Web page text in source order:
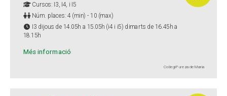
Cursos: I3, I4, i I5
Núm. places: 4 (min) - 10 (max)
I3 dijous de 14.05h a 15.05h (i4 i i5) dimarts de 16.45h a
18.15h
Més informació
Col·legi Pureza de María